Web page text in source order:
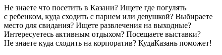
Не знаете что посетить в Казани? Ищете где погулять
с ребенком, куда сходить с парнем или девушкой? Выбираете
место для свидания? Ищете развлечения на выходные?
Интересуетесь активным отдыхом? Посещаете выставки?
Не знаете куда сходить на корпоратив? КудаКазань поможет!